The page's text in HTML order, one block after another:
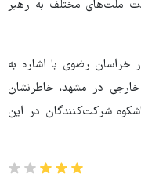
ملت‌های مختلف به رهبر
خراسان رضوی با اشاره به
در مشهد، خاطرنشان
شرکت‌کنندگان در این